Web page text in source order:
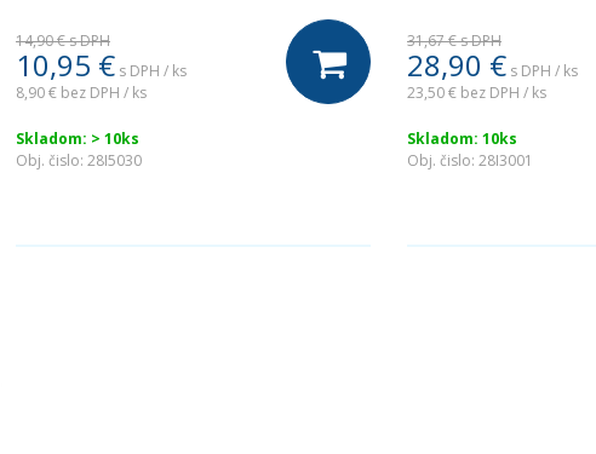
14,90 €s DPH
10,95 € s DPH / ks
8,90 € bez DPH / ks
Skladom: > 10ks
Obj. čislo: 28I5030
31,67 €s DPH
28,90 € s DPH / ks
23,50 € bez DPH / ks
Skladom: 10ks
Obj. čislo: 28I3001